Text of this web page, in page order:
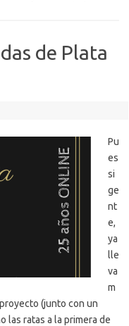
de Plata
Pu
es
si
ge
nt
e,
ya
lle
va
m
(junto con un
las ratas a la primera de